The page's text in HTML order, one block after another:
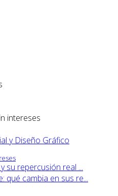
intereses
y Diseño Gráfico
su repercusión real ...
qué cambia en sus re...